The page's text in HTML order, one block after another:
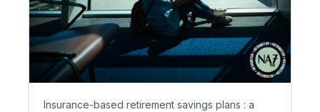
Insurance-based retirement savings plans : a